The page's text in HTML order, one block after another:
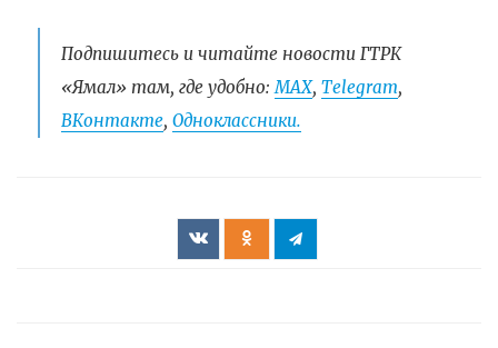
Подпишитесь и читайте новости ГТРК
«Ямал» там, где удобно:МАХ, Telegram,
ВКонтакте, Одноклассники.